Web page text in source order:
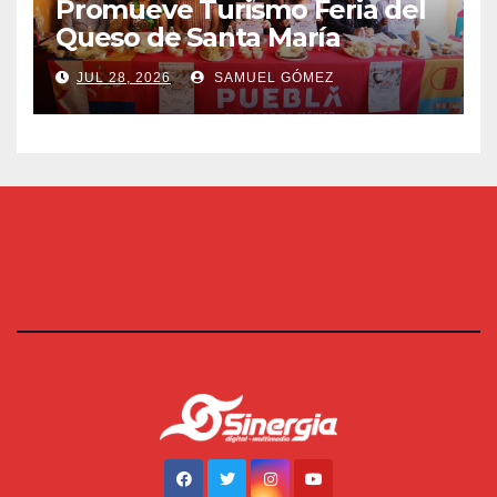
Promueve Turismo Feria del
Queso de Santa María
JUL 28, 2026 SAMUEL GÓMEZ